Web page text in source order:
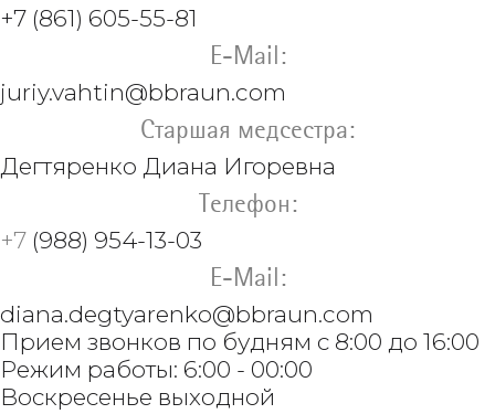
+7 (861) 605-55-81
E-Mail:
juriy.vahtin@bbraun.com
Старшая медсестра:
Дегтяренко Диана Игоревна
Телефон:
+7 (988) 954-13-03
E-Mail:
diana.degtyarenko@bbraun.com
Прием звонков по будням с 8:00 до 16:00
Режим работы: 6:00 - 00:00
Воскресенье выходной